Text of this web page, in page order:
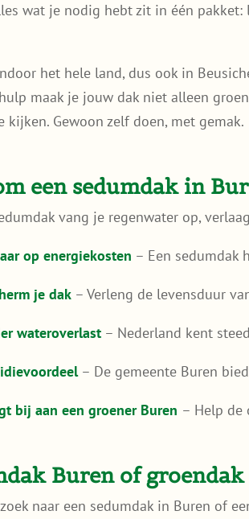
wat je nodig hebt zit in één
het hele land, dus ook in
maak je jouw dak niet alleen
kijken. Gewoon zelf doen, met gemak.
een sedumdak in
vang je regenwater op,
op energiekosten – Een sedumdak
je dak – Verleng de levensduur
wateroverlast – Nederland kent
– De gemeente Buren
bij aan een groener Buren – Help de
Buren of
naar een sedumdak in Buren of